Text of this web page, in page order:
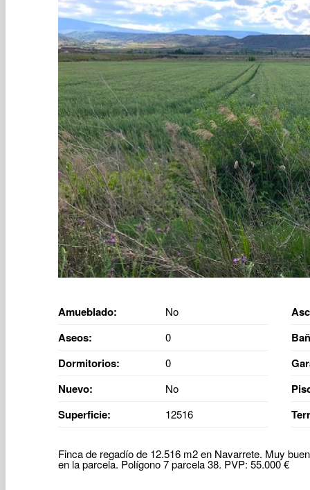
Amueblado: No
Aseos:
0
Dormitorios:
0
Nuevo:
No
Superficie:
12516
Finca de regadío de 12.516 m2 en Navarrete. Muy
en la parcela. Polígono 7 parcela 38. PVP: 55.000 €